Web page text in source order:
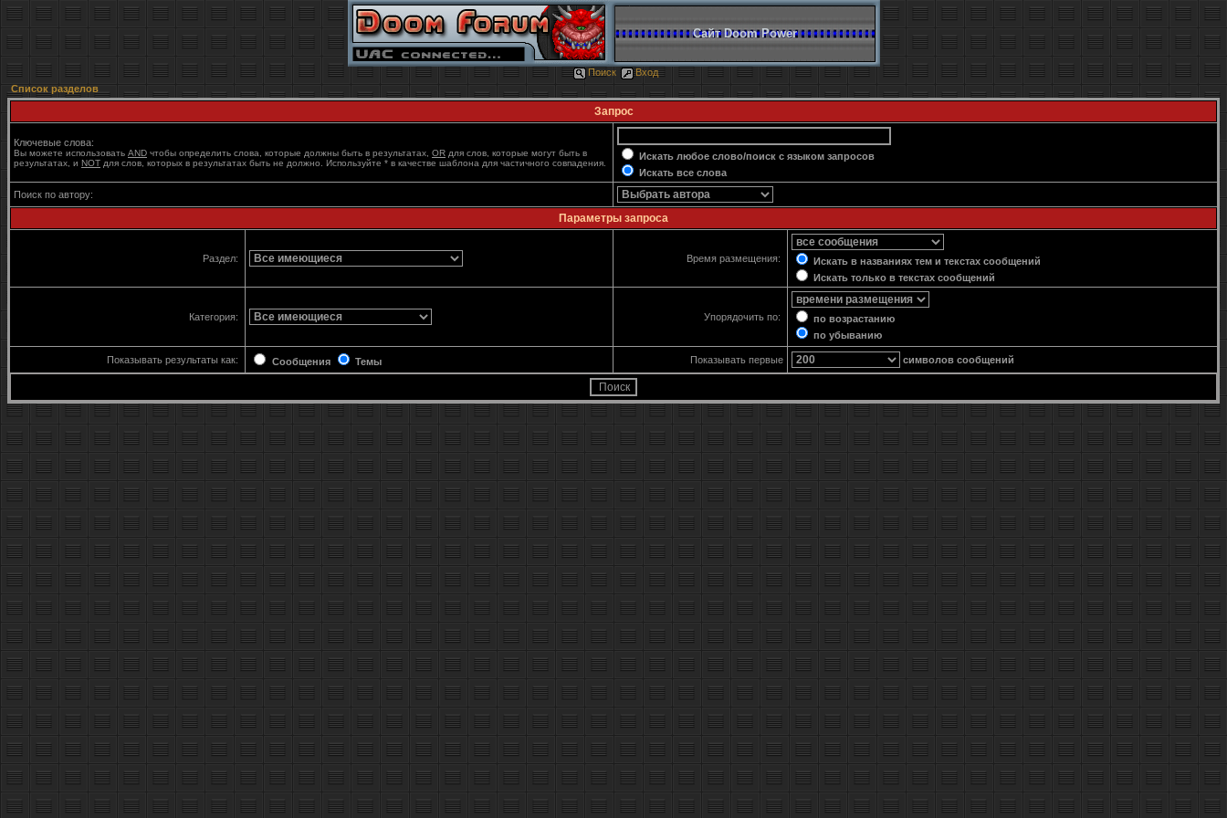
Сайт Doom Power
Поиск
Вход
Список разделов
Запрос
Ключевые слова:
Вы можете использовать AND чтобы определить слова, которые должны быть в результатах, OR для слов, которые могут быть в
результатах, и NOT для слов, которых в результатах быть не должно. Используйте * в качестве шаблона для частичного совпадения.
Искать любое слово/поиск с языком запросов
Искать все слова
Поиск по автору:
Параметры запроса
Раздел: Время размещения:
Искать в названиях тем и текстах сообщений
Искать только в текстах сообщений
Категория: Упорядочить по:
по возрастанию
по убыванию
Показывать результаты как: Сообщения Темы Показывать первые символов сообщений